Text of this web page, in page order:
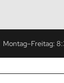
Montag–Freitag: